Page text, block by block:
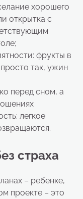
хорошего
открытка с
фрукты в
так, ужин
перед сном, а
легкое
страха
– ребенке,
проекте – это